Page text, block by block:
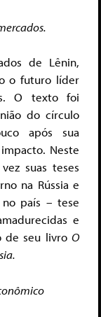
de Lênin,
o futuro líder
O texto foi
do círculo
após sua
Neste
suas teses
na Rússia e
país – tese
e
de seu livro O